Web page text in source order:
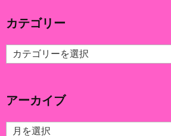
カテゴリー
カ
テ
ー
アーカイブ
ア